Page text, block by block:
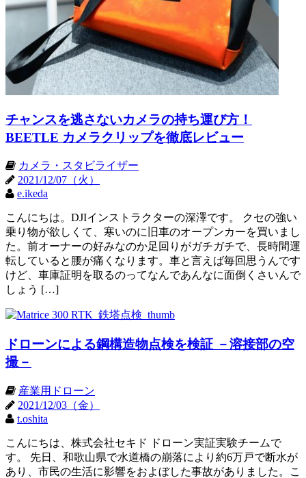
チャンスを逃さないカメラの持ち運び方！
BEETLE カメラクリップを徹底レビュー
カメラ・スタビライザー
2021/12/07（火）
e.ikeda
こんにちは。DJIインストラクターの深澤です。 クセの強い
乗り物が欲しくて、寒いのに旧車のオープンカーを買いまし
た。前オーナーの好みなのか足回りがガチガチで、長時間運
転していると腰が痛くなります。車と言えば毎回思うんです
けど、車庫証明を取るのってなんであんなに面倒くさいんで
しょう […]
ドローンによる鋼構造物点検を検証 －溶接部の空
撮－
産業用ドローン
2021/12/03（金）
t.oshita
こんにちは、株式会社セキド ドローン実証実験チームで
す。 先日、和歌山県で水道橋の崩落により約6万戸で断水が
あり、市民の生活に影響をおよぼした事故がありました。こ